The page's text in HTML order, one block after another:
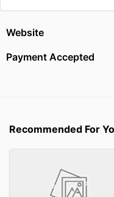
Website
Payment Accepted
Recommended For